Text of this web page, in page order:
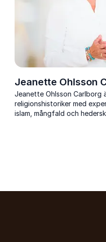
Jeanette Ohlsson
Jeanette Ohlsson Carlborg
religionshistoriker med
islam, mångfald och